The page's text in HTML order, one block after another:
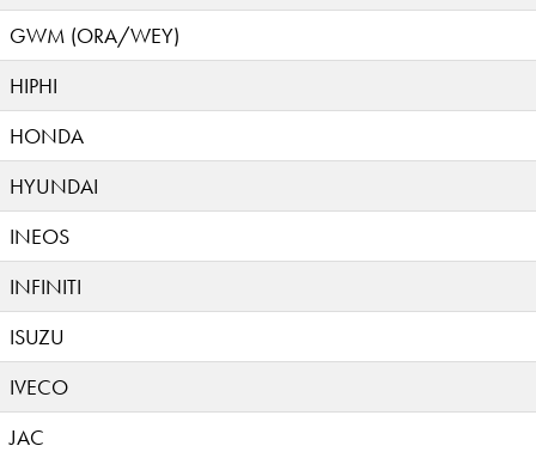
GWM (ORA/WEY)
HIPHI
HONDA
HYUNDAI
INEOS
INFINITI
ISUZU
IVECO
JAC